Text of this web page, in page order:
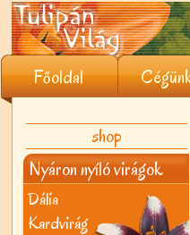
Főoldal
shop
Nyáron nyíló virágok
Dália
Kardvirág